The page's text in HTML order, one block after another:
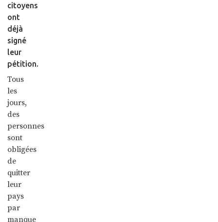
citoyens
ont
déjà
signé
leur
pétition.
Tous
les
jours,
des
personnes
sont
obligées
de
quitter
leur
pays
par
manque